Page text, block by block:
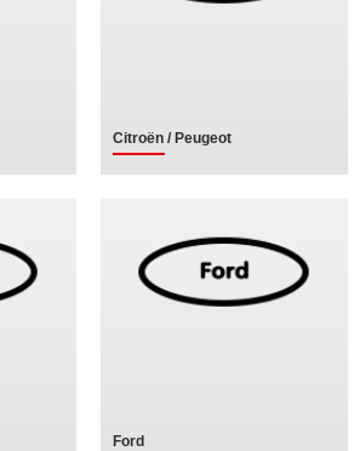
Citroën / Peugeot
Ford